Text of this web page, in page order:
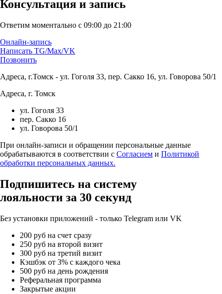
Консультация и запись
Ответим моментально с 09:00 до 21:00
Онлайн-запись
Написать TG/Max/VK
Позвонить
Адреса, г.Томск - ул. Гоголя 33, пер. Сакко 16, ул. Говорова 50/1
Адреса, г. Томск
ул. Гоголя 33
пер. Сакко 16
ул. Говорова 50/1
При онлайн-записи и обращении персональные данные
обрабатываются в соответствии с Согласием и Политикой
обработки персональных данных.
Подпишитесь на систему
лояльности за 30 секунд
Без установки приложений - только Telegram или VK
200 руб на счет сразу
250 руб на второй визит
300 руб на третий визит
Кэшбэк от 3% с каждого чека
500 руб на день рождения
Реферальная программа
Закрытые акции